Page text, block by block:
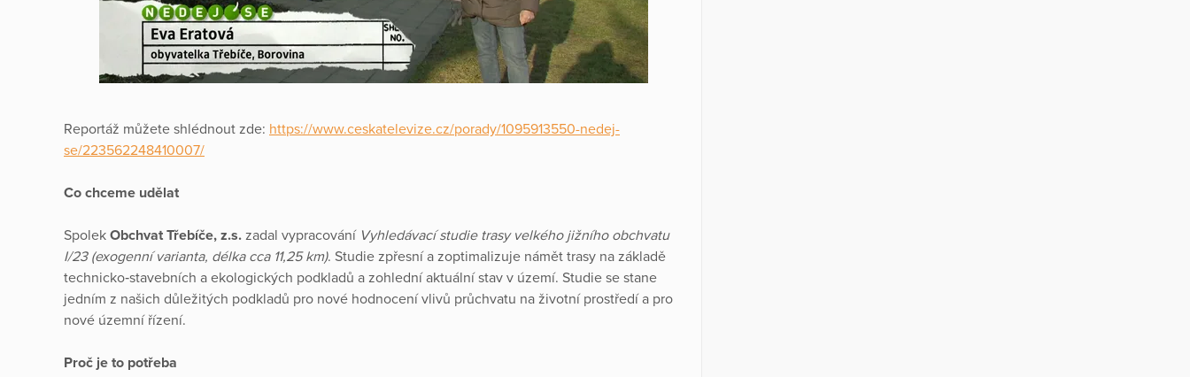
Reportáž můžete shlédnout zde: https://www.ceskatelevize.cz/porady/1095913550-nedej-
se/223562248410007/
Co chceme udělat
Spolek Obchvat Třebíče, z.s. zadal vypracování Vyhledávací studie trasy velkého jižního obchvatu
I/23 (exogenní varianta, délka cca 11,25 km). Studie zpřesní a zoptimalizuje námět trasy na základě
technicko‑stavebních a ekologických podkladů a zohlední aktuální stav v území. Studie se stane
jedním z našich důležitých podkladů pro nové hodnocení vlivů průchvatu na životní prostředí a pro
nové územní řízení.
Proč je to potřeba